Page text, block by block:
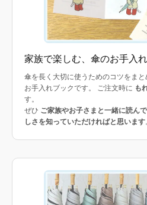
家族で楽しむ、傘のお手入
傘を長く大切に使うためのコツをま
お手入れブックです。 ご注文時に も
す。
ぜひ ご家族やお子さまと一緒に読ん
しさを知っていただければと思います